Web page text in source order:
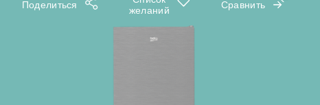
Поделиться
желаний
Сравнить